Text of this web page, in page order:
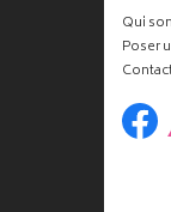
Qui
Poser